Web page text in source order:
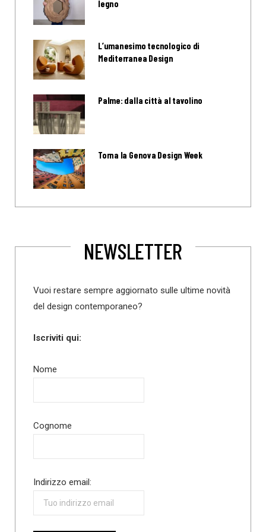
legno
L’umanesimo tecnologico di
Mediterranea Design
Palme: dalla città al tavolino
Torna la Genova Design Week
NEWSLETTER
Vuoi restare sempre aggiornato sulle ultime novità
del design contemporaneo?
Iscriviti qui:
Nome
Cognome
Indirizzo email: